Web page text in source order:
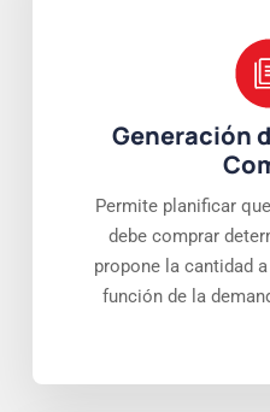
Generación
Permite planificar
debe comprar
propone la cantidad
función de la